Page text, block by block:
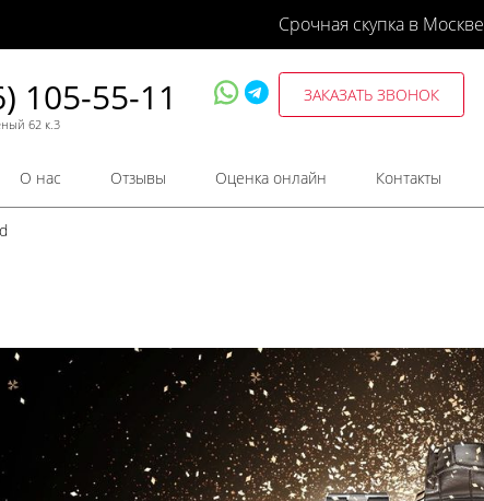
Срочная скупка в Москве
105-55-11
62 к.3
ЗАКАЗАТЬ ЗВОНОК
О нас Отзывы Оценка онлайн Контакты